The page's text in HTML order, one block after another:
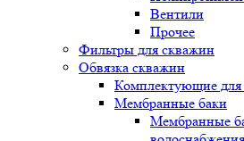
Вентили
Прочее
Фильтры для скважин
Обвязка скважин
Комплектующие для
Мембранные баки
Мембранные